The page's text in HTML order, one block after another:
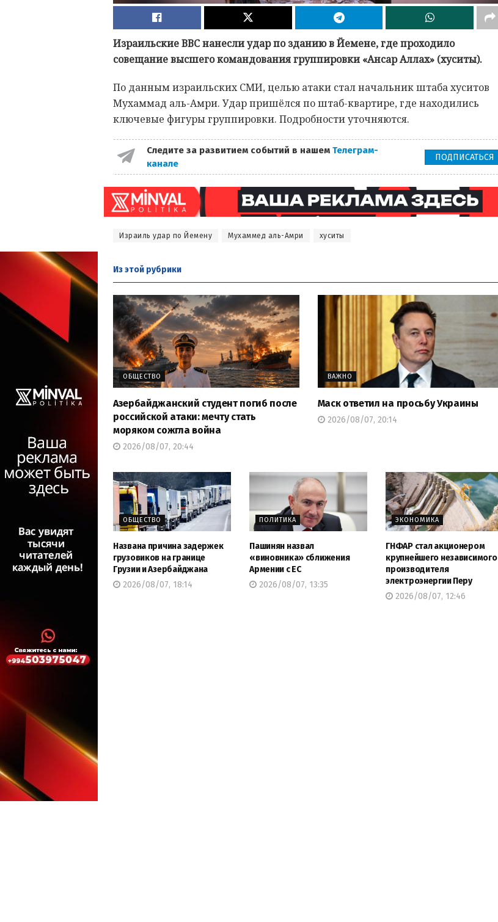
Израильские ВВС нанесли удар по зданию в Йемене, где проходило
совещание высшего командования группировки «Ансар Аллах» (хуситы).
По данным израильских СМИ, целью атаки стал начальник штаба хуситов
Мухаммад аль-Амри. Удар пришёлся по штаб-квартире, где находились
ключевые фигуры группировки. Подробности уточняются.
Следите за развитием событий в нашем Телеграм-
канале
ПОДПИСАТЬСЯ
Израиль удар по Йемену Мухаммед аль-Амри хуситы
Из этой рубрики
ОБЩЕСТВО
Азербайджанский студент погиб после
российской атаки: мечту стать
моряком сожгла война
2026/08/07, 20:44
ВАЖНО
Маск ответил на просьбу Украины
2026/08/07, 20:14
ОБЩЕСТВО
Названа причина задержек
грузовиков на границе
Грузии и Азербайджана
2026/08/07, 18:14
ПОЛИТИКА
Пашинян назвал
«виновника» сближения
Армении с ЕС
2026/08/07, 13:35
ЭКОНОМИКА
ГНФАР стал акционером
крупнейшего независимого
производителя
электроэнергии Перу
2026/08/07, 12:46